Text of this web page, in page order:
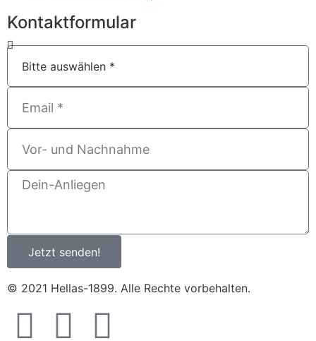
Kontaktformular
Jetzt senden!
© 2021 Hellas-1899. Alle Rechte vorbehalten.